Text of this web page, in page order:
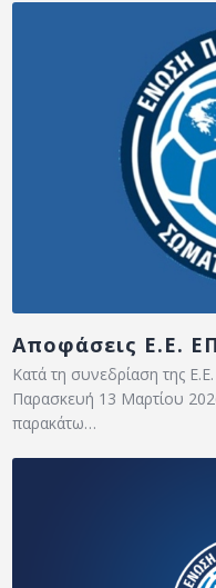
Αποφάσεις Ε.Ε.
Κατά τη συνεδρίαση της
Παρασκευή 13 Μαρτίου
παρακάτω…